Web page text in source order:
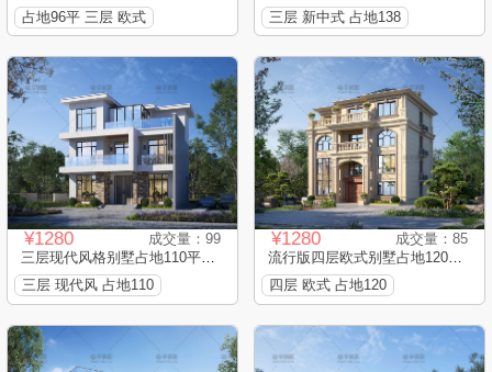
占地96平 三层 欧式
三层 新中式 占地138
¥1280
成交量：99
三层现代风格别墅占地110平框...
三层 现代风 占地110
¥1280
成交量：85
流行版四层欧式别墅占地120平...
四层 欧式 占地120